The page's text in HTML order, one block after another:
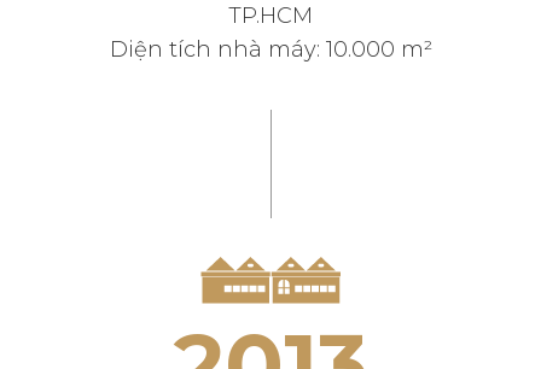
TP.HCM
Diện tích nhà máy: 10.000 m²